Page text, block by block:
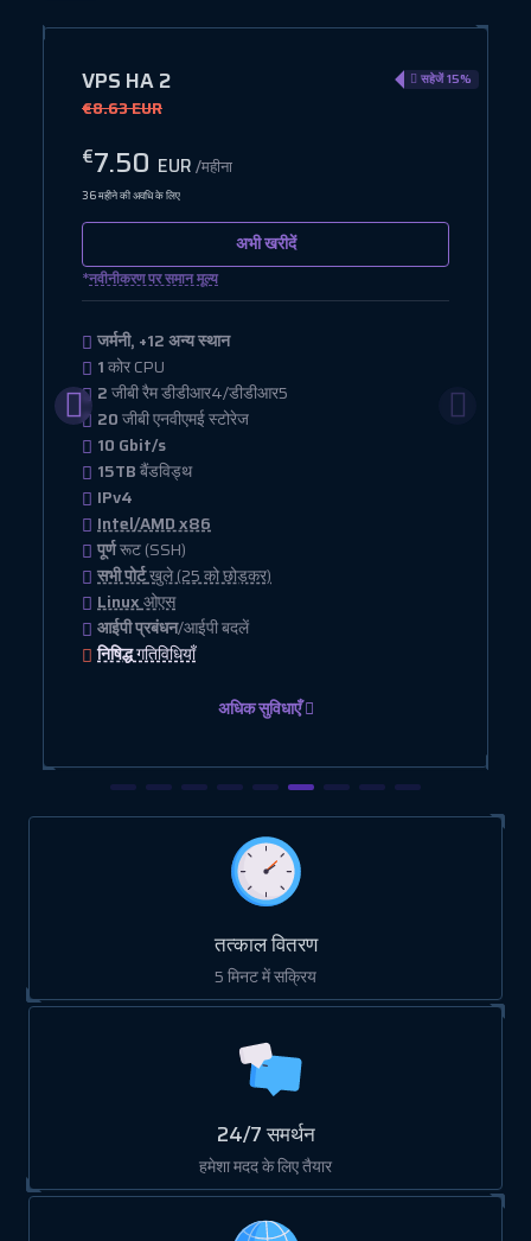
VPS HA 2
€8.63 EUR
सहेजें 15%
€7.50 EUR/महीना
36 महीने की अवधि के लिए
अभी खरीदें
*नवीनीकरण पर समान मूल्य
जर्मनी, +12 अन्य स्थान
1कोर CPU
2जीबी रैम डीडीआर4/डीडीआर5
20जीबी एनवीएमई स्टोरेज
10 Gbit/s
15TBबैंडविड्थ
IPv4
Intel/AMD x86
पूर्णरूट (SSH)
सभी पोर्टखुले (25 को छोड़कर)
Linuxओएस
आईपी प्रबंधन/आईपी बदलें
निषिद्धगतिविधियाँ
अधिक सुविधाएँ
तत्काल वितरण
5 मिनट में सक्रिय
24/7 समर्थन
हमेशा मदद के लिए तैयार